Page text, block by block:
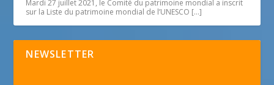
Mardi 27 juillet 2021, le Comité du patrimoine mondial a inscrit
sur la Liste du patrimoine mondial de l’UNESCO […]
NEWSLETTER